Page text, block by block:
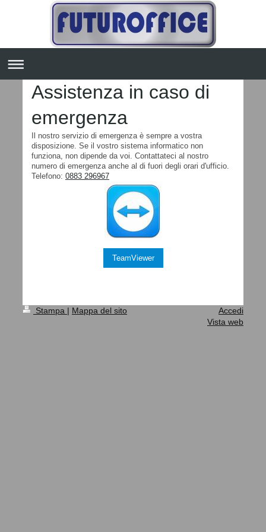
Assistenza in caso di
emergenza
Il nostro servizio di emergenza è sempre a vostra
disposizione. Se il vostro sistema informatico non
funziona, non dipende da voi. Contattateci al nostro
numero di emergenza anche al di fuori degli orari d'ufficio.
Telefono: 0883 296967
TeamViewer
Stampa | Mappa del sito
Accedi
Vista web